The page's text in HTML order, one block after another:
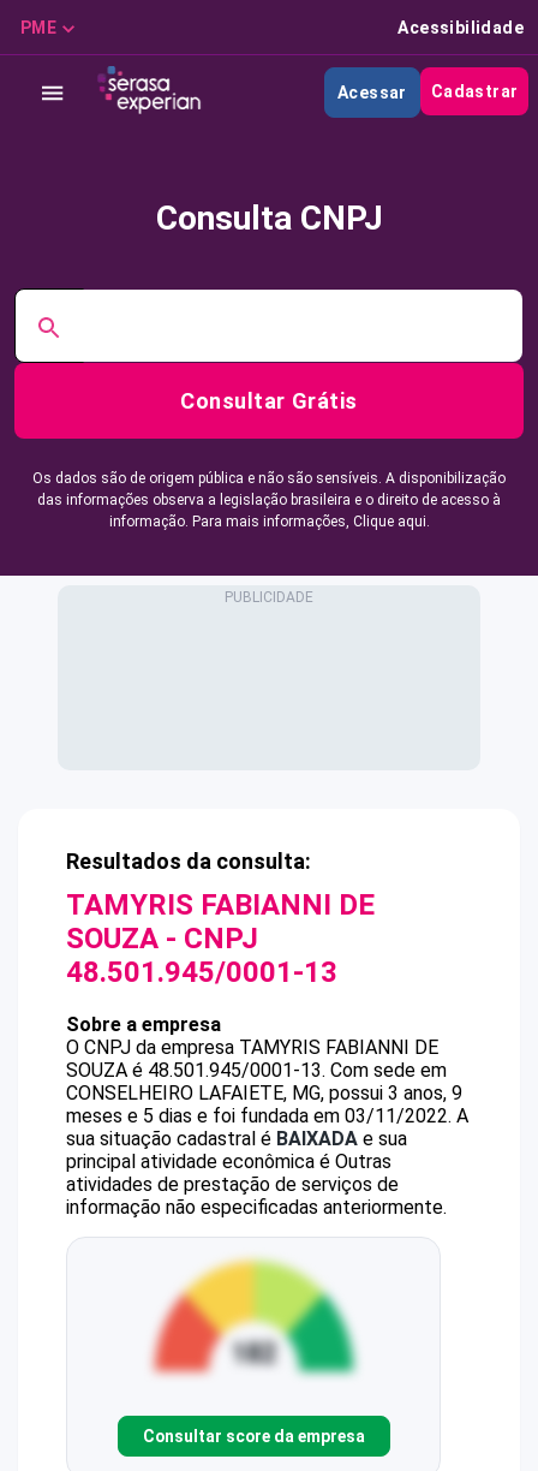
PME Acessibilidade
Acessar Cadastrar
Consulta CNPJ
Consultar Grátis
Os dados são de origem pública e não são sensíveis. A disponibilização
das informações observa a legislação brasileira e o direito de acesso à
informação. Para mais informações, Clique aqui.
Resultados da consulta:
TAMYRIS FABIANNI DE
SOUZA - CNPJ
48.501.945/0001-13
Sobre a empresa
O CNPJ da empresa TAMYRIS FABIANNI DE
SOUZA é 48.501.945/0001-13. Com sede em
CONSELHEIRO LAFAIETE, MG, possui 3 anos, 9
meses e 5 dias e foi fundada em 03/11/2022. A
sua situação cadastral é BAIXADA e sua
principal atividade econômica é Outras
atividades de prestação de serviços de
informação não especificadas anteriormente.
Consultar score da empresa